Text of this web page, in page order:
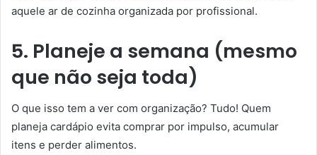
aquele ar de cozinha organizada por profissional.
5. Planeje a semana (mesmo
que não seja toda)
O que isso tem a ver com organização? Tudo! Quem
planeja cardápio evita comprar por impulso, acumular
itens e perder alimentos.